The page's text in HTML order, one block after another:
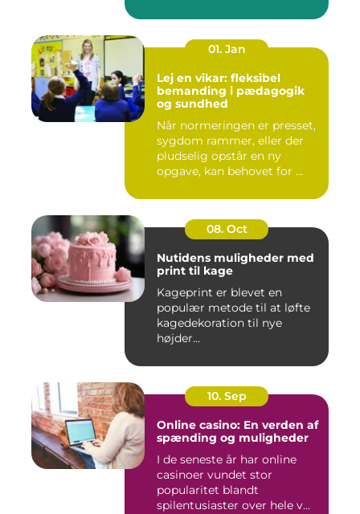
01. Jan
Lej en vikar: fleksibel
bemanding i pædagogik
og sundhed
Når normeringen er presset,
sygdom rammer, eller der
pludselig opstår en ny
opgave, kan behovet for ...
08. Oct
Nutidens muligheder med
print til kage
Kageprint er blevet en
populær metode til at løfte
kagedekoration til nye
højder...
10. Sep
Online casino: En verden af
spænding og muligheder
I de seneste år har online
casinoer vundet stor
popularitet blandt
spilentusiaster over hele v...